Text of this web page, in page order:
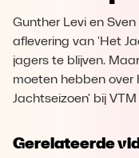
Gunther Levi en
aflevering van 'Het
jagers te blijven.
moeten hebben over
Jachtseizoen' bij
Gerelateerde